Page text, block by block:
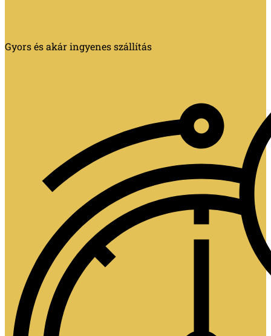
Gyors és akár ingyenes szállítás